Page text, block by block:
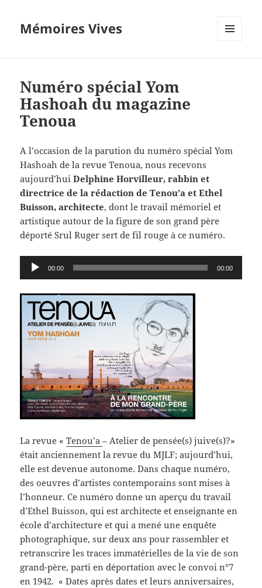
Mémoires Vives
Numéro spécial Yom
Hashoah du magazine
Tenoua
A l’occasion de la parution du numéro spécial Yom
Hashoah de la revue Tenoua, nous recevons
aujourd’huiDelphine Horvilleur, rabbin et
directrice de la rédaction de Tenou’a et Ethel
Buisson, architecte, dont le travail mémoriel et
artistique autour de la figure de son grand père
déporté Srul Ruger sert de fil rouge à ce numéro.
Lecteur
audio
00:00 00:00
La revue «Tenou’a– Atelier de pensée(s) juive(s)?»
était anciennement la revue du MJLF; aujourd’hui,
elle est devenue autonome. Dans chaque numéro,
des oeuvres d’artistes contemporains sont mises à
l’honneur. Ce numéro donne un aperçu du travail
d’Ethel Buisson, qui est architecte et enseignante en
école d’architecture et qui a mené une enquête
photographique, sur deux ans pour rassembler et
retranscrire les traces immatérielles de la vie de son
grand-père, parti en déportation avec le convoi n°7
en 1942. « Dates après dates et leurs anniversaires,